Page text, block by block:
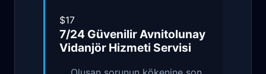
$17
7/24 GüvenilirAvnitolunay
Vidanjör Hizmeti Servisi